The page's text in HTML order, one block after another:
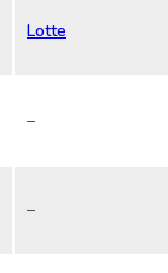
Lotte
–
–